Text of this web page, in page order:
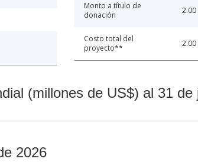
Monto a título de
donación
2.00
Costo total del
proyecto**
2.00
(millones de US$) al 31 de
2026